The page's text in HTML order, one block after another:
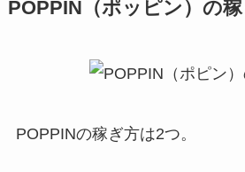
POPPIN（ポッピン）の
POPPINの稼ぎ方は2つ。